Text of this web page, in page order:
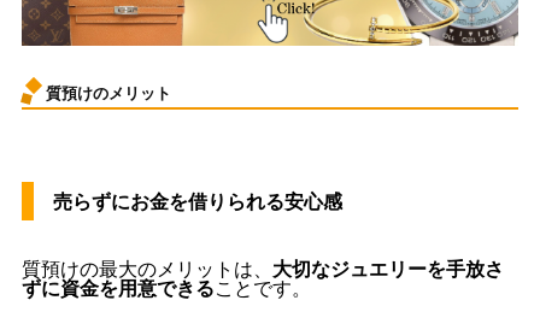
質預けのメリット
売らずにお金を借りられる安心感
質預けの最大のメリットは、 大切なジュエリーを手放さ
ずに資金を用意できることです。